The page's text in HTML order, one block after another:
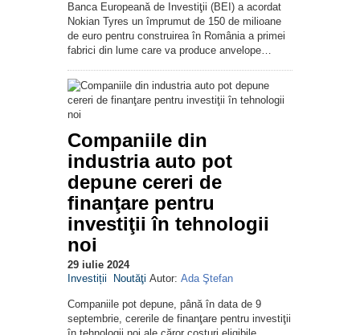
Banca Europeană de Investiţii (BEI) a acordat
Nokian Tyres un împrumut de 150 de milioane
de euro pentru construirea în România a primei
fabrici din lume care va produce anvelope…
Companiile din
industria auto pot
depune cereri de
finanţare pentru
investiţii în tehnologii
noi
29 iulie 2024
Investiții
Noutăţi Autor: Ada Ştefan
Companiile pot depune, până în data de 9
septembrie, cererile de finanţare pentru investiţii